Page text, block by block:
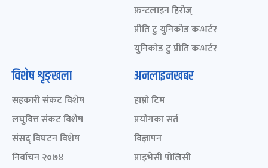
फ्रन्टलाइन हिरोज्
प्रीति टु युनिकोड कन्भर्टर
युनिकोड टु प्रीति कन्भर्टर
विशेष शृङ्खला
सहकारी संकट विशेष
लघुवित्त संकट विशेष
संसद् विघटन विशेष
निर्वाचन २०७४
अनलाइनखबर
हाम्रो टिम
प्रयोगका सर्त
विज्ञापन
प्राइभेसी पोलिसी